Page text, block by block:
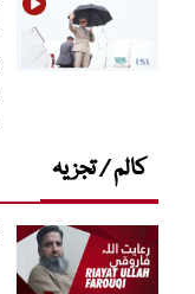
کالم / تجزیہ